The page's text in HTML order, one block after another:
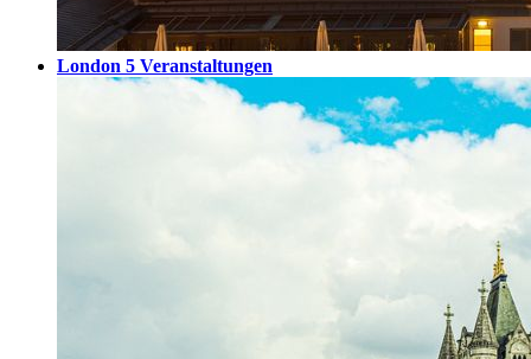
London 5 Veranstaltungen